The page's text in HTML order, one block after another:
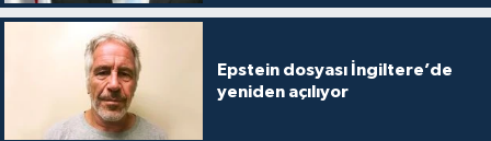
Epstein dosyası İngiltere’de
yeniden açılıyor